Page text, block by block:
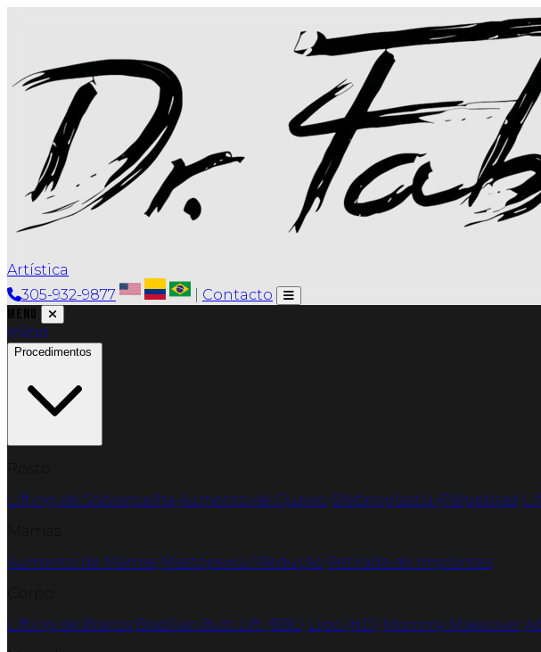
Artística
305-932-9877
Contacto
Menu
Início
Procedimentos
Rosto
Lifting de Sobrancelha Aumento de Queixo Blefaroplastia (Pálpebras)
Aumento de Mamas Mastopexia / Redução Retirada de Implantes
Lifting de Braços Brazilian Butt Lift (BBL) Lipo (HD) Mommy Makeover